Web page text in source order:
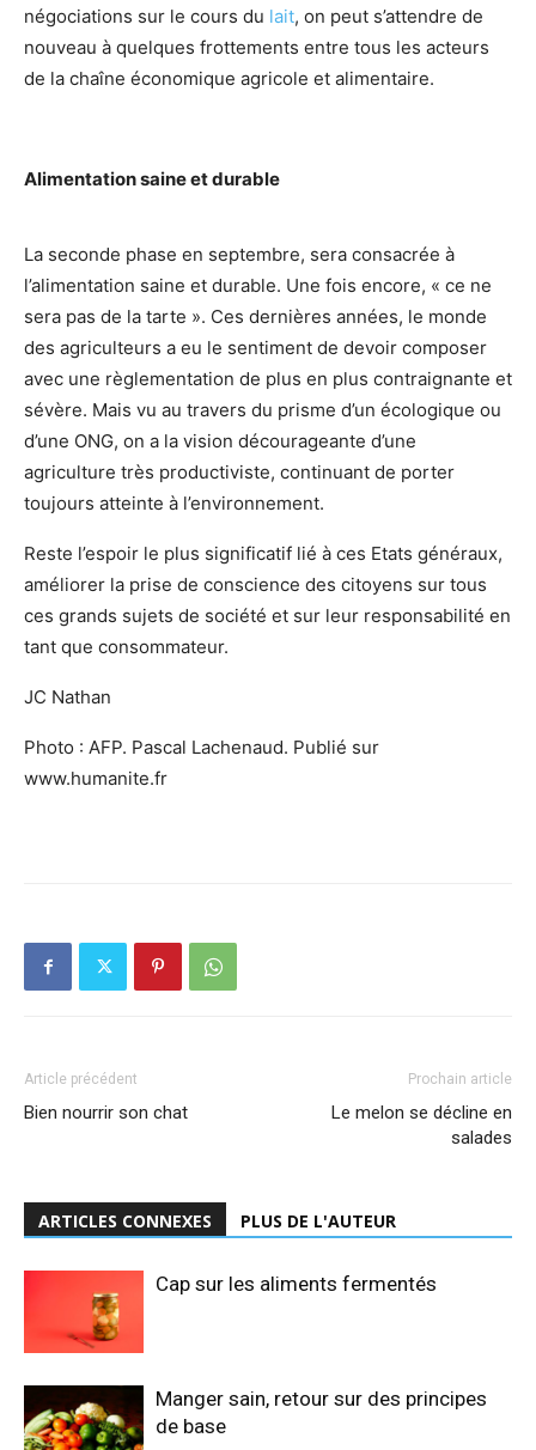
négociations sur le cours du lait, on peut s’attendre de
nouveau à quelques frottements entre tous les acteurs
de la chaîne économique agricole et alimentaire.
Alimentation saine et durable
La seconde phase en septembre, sera consacrée à
l’alimentation saine et durable. Une fois encore, « ce ne
sera pas de la tarte ». Ces dernières années, le monde
des agriculteurs a eu le sentiment de devoir composer
avec une règlementation de plus en plus contraignante et
sévère. Mais vu au travers du prisme d’un écologique ou
d’une ONG, on a la vision décourageante d’une
agriculture très productiviste, continuant de porter
toujours atteinte à l’environnement.
Reste l’espoir le plus significatif lié à ces Etats généraux,
améliorer la prise de conscience des citoyens sur tous
ces grands sujets de société et sur leur responsabilité en
tant que consommateur.
JC Nathan
Photo : AFP. Pascal Lachenaud. Publié sur
www.humanite.fr
Article précédent
Bien nourrir son chat
Prochain article
Le melon se décline en
salades
ARTICLES CONNEXES PLUS DE L'AUTEUR
Cap sur les aliments fermentés
Manger sain, retour sur des principes
de base